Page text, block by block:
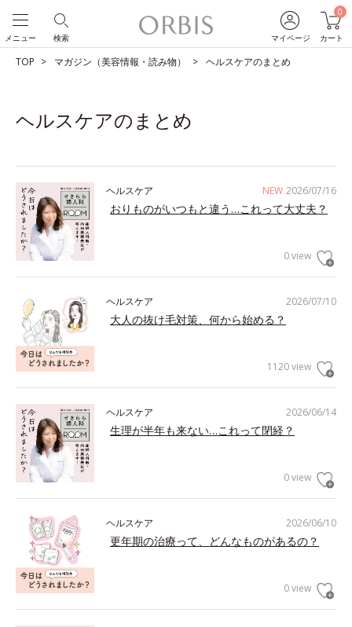
マイページ
0
カート
検索
メニュー
TOP マガジン（美容情報・読み物） ヘルスケアのまとめ
ヘルスケアのまとめ
NEW 2026/07/16
ヘルスケア
おりものがいつもと違う…これって大丈夫？
0 view
2026/07/10
ヘルスケア
大人の抜け毛対策、何から始める？
1120 view
2026/06/14
ヘルスケア
生理が半年も来ない…これって閉経？
0 view
2026/06/10
ヘルスケア
更年期の治療って、どんなものがあるの？
0 view